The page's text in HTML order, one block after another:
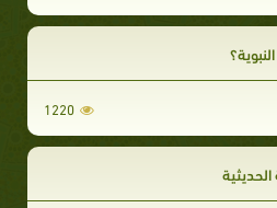
1220
الحديثية